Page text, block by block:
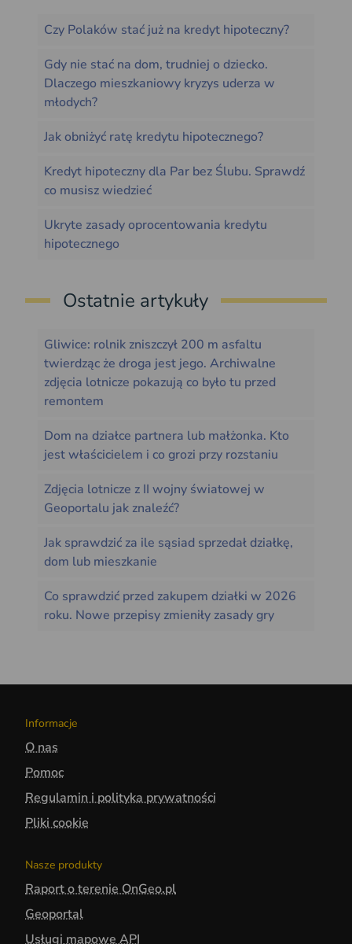
Czy Polaków stać już na kredyt hipoteczny?
Gdy nie stać na dom, trudniej o dziecko.
Dlaczego mieszkaniowy kryzys uderza w
młodych?
Jak obniżyć ratę kredytu hipotecznego?
Kredyt hipoteczny dla Par bez Ślubu. Sprawdź
co musisz wiedzieć
Ukryte zasady oprocentowania kredytu
hipotecznego
Ostatnie artykuły
Gliwice: rolnik zniszczył 200 m asfaltu
twierdząc że droga jest jego. Archiwalne
zdjęcia lotnicze pokazują co było tu przed
remontem
Dom na działce partnera lub małżonka. Kto
jest właścicielem i co grozi przy rozstaniu
Zdjęcia lotnicze z II wojny światowej w
Geoportalu jak znaleźć?
Jak sprawdzić za ile sąsiad sprzedał działkę,
dom lub mieszkanie
Co sprawdzić przed zakupem działki w 2026
roku. Nowe przepisy zmieniły zasady gry
Informacje
O nas
Pomoc
Regulamin i polityka prywatności
Pliki cookie
Nasze produkty
Raport o terenie OnGeo.pl
Geoportal
Usługi mapowe API